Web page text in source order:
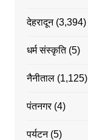
देहरादून(3,394)
धर्म संस्कृति(5)
नैनीताल(1,125)
पंतनगर(4)
पर्यटन(5)